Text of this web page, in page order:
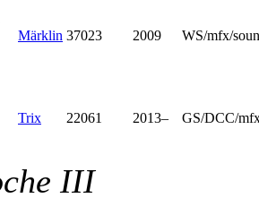
Märklin 37023 2009 WS/mfx/
Trix 22061 2013– GS/DCC/
III